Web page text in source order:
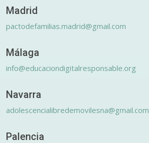
Madrid
pactodefamilias.madrid@gmail.com
Málaga
info@educaciondigitalresponsable.org
Navarra
adolescencialibredemovilesna@gmail.com
Palencia